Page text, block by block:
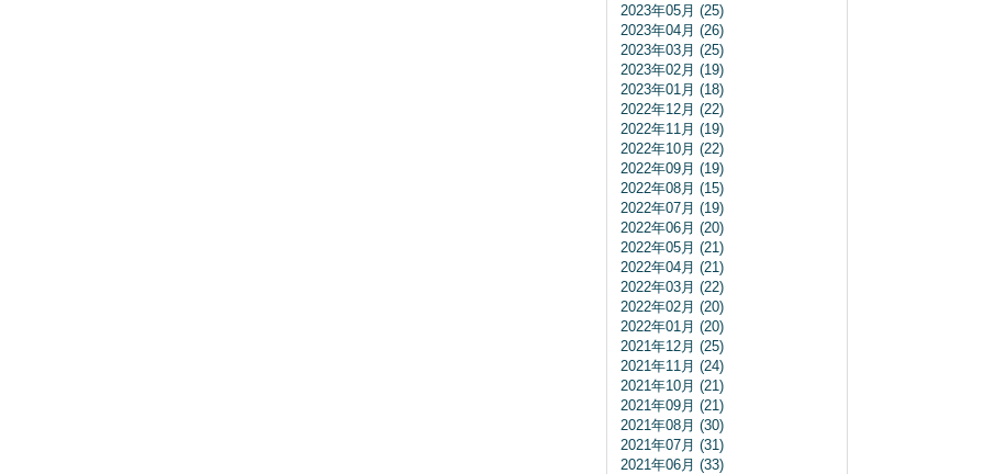
2023年05月 (25)
2023年04月 (26)
2023年03月 (25)
2023年02月 (19)
2023年01月 (18)
2022年12月 (22)
2022年11月 (19)
2022年10月 (22)
2022年09月 (19)
2022年08月 (15)
2022年07月 (19)
2022年06月 (20)
2022年05月 (21)
2022年04月 (21)
2022年03月 (22)
2022年02月 (20)
2022年01月 (20)
2021年12月 (25)
2021年11月 (24)
2021年10月 (21)
2021年09月 (21)
2021年08月 (30)
2021年07月 (31)
2021年06月 (33)